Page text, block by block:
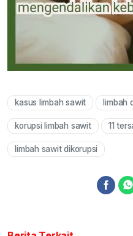
kasus limbah sawit limbah
korupsi limbah sawit 11
limbah sawit dikorupsi